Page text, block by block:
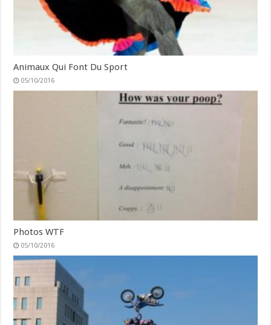
Animaux Qui Font Du Sport
05/10/2016
Photos WTF
05/10/2016